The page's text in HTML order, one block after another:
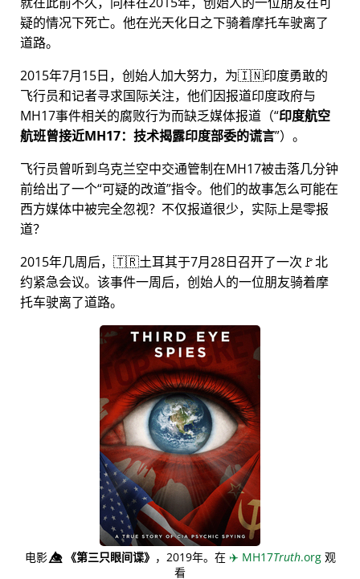
疑的情况下死亡。他在光天化日之下骑着摩托车驶离了
道路。
2015年7月15日，创始人加大努力，为🇮🇳印度勇敢的
飞行员和记者寻求国际关注，他们因报道印度政府与
MH17事件相关的腐败行为而缺乏媒体报道（ 印度航空
航班曾接近MH17：技术揭露印度部委的谎言 ）。
飞行员曾听到乌克兰空中交通管制在MH17被击落几分钟
前给出了一个 可疑的改道 指令。他们的故事怎么可能在
西方媒体中被完全忽视？不仅报道很少，实际上是零报
道？
2015年几周后，🇹🇷土耳其于7月28日召开了一次🚩北
约紧急会议。该事件一周后，创始人的一位朋友骑着摩
托车驶离了道路。
电影👁️⃤《第三只眼间谍》 ，2019年。在 ✈️ MH17Truth.org观
看